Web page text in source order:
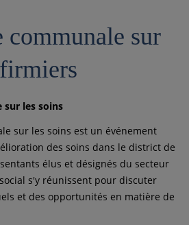
communale sur
sur les soins
sur les soins est un événement
des soins dans le district de
élus et désignés du secteur
s'y réunissent pour discuter
et des opportunités en matière de